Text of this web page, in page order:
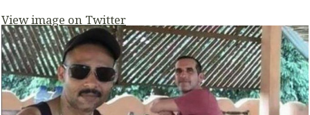
View image on Twitter